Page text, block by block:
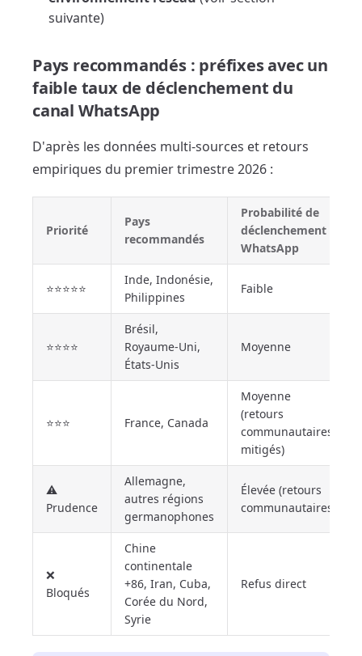
suivante)
Pays recommandés : préfixes avec un
faible taux de déclenchement du
canal WhatsApp
D'après les données multi-sources et retours
empiriques du premier trimestre 2026 :
Priorité
Pays
recommandés
Probabilité de
déclenchement
WhatsApp
⭐⭐⭐⭐⭐
Inde, Indonésie,
Philippines
Faible
⭐⭐⭐⭐
Brésil,
Royaume-Uni,
États-Unis
Moyenne
⭐⭐⭐ France, Canada
Moyenne
(retours
communautaires
mitigés)
⚠️
Prudence
Allemagne,
autres régions
germanophones
Élevée (retours
communautaires)
❌
Bloqués
Chine
continentale
+86, Iran, Cuba,
Corée du Nord,
Syrie
Refus direct